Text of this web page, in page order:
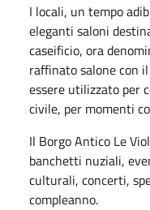
I locali, un tempo
eleganti saloni
caseificio, ora
raffinato salone con
essere utilizzato per
civile, per momenti
Il Borgo Antico Le
banchetti nuziali,
culturali, concerti,
compleanno.